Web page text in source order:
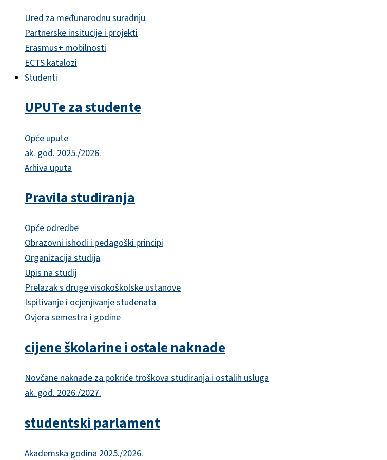
Ured za međunarodnu suradnju
Partnerske insitucije i projekti
Erasmus+ mobilnosti
ECTS katalozi
Studenti
UPUTe za studente
Opće upute
ak. god. 2025./2026.
Arhiva uputa
Pravila studiranja
Opće odredbe
Obrazovni ishodi i pedagoški principi
Organizacija studija
Upis na studij
Prelazak s druge visokoškolske ustanove
Ispitivanje i ocjenjivanje studenata
Ovjera semestra i godine
cijene školarine i ostale naknade
Novčane naknade za pokriće troškova studiranja i ostalih usluga
ak. god. 2026./2027.
studentski parlament
Akademska godina 2025./2026.